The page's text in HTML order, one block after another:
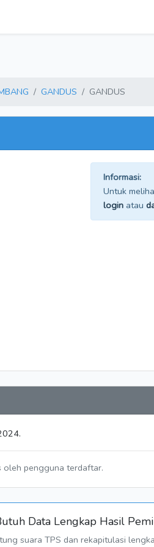
GANDUS GANDUS
Informasi:
Untuk
login atau
oleh pengguna terdaftar.
Data Lengkap Hasil
suara TPS dan rekapitulasi